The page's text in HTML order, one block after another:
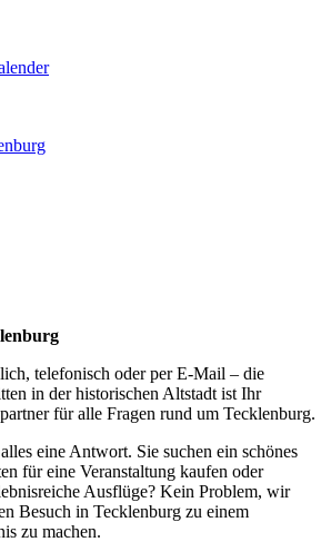
telefonisch oder per E-Mail – die
in der historischen Altstadt ist Ihr
für alle Fragen rund um Tecklenburg.
eine Antwort. Sie suchen ein schönes
für eine Veranstaltung kaufen oder
Ausflüge? Kein Problem, wir
Besuch in Tecklenburg zu einem
zu machen.